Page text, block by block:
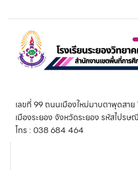
เลขที่ 99 ถนนเมืองใหม่มาบตาพุดสาย
เมืองระยอง จังหวัดระยอง รหัสไปรษ
โทร : 038 684 464